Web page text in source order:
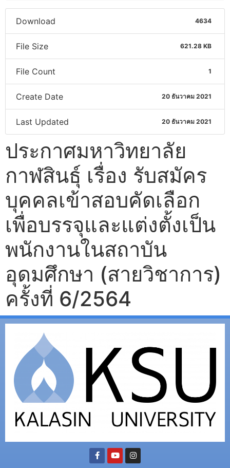
Download 4634
File Size 621.28 KB
File Count 1
Create Date 20 ธันวาคม 2021
Last Updated 20 ธันวาคม 2021
ประกาศมหาวิทยาลัย
กาฬสินธุ์ เรื่อง รับสมัคร
บุคคลเข้าสอบคัดเลือก
เพื่อบรรจุและแต่งตั้งเป็น
พนักงานในสถาบัน
อุดมศึกษา (สายวิชาการ)
ครั้งที่ 6/2564